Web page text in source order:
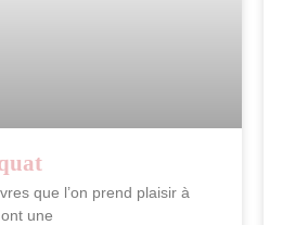
que l’on prend plaisir à
une